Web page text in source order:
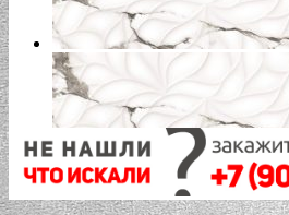
Нет в наличии
ROYAL